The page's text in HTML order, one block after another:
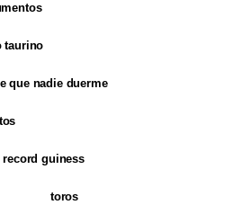
taurino
que nadie duerme
record guiness
toros